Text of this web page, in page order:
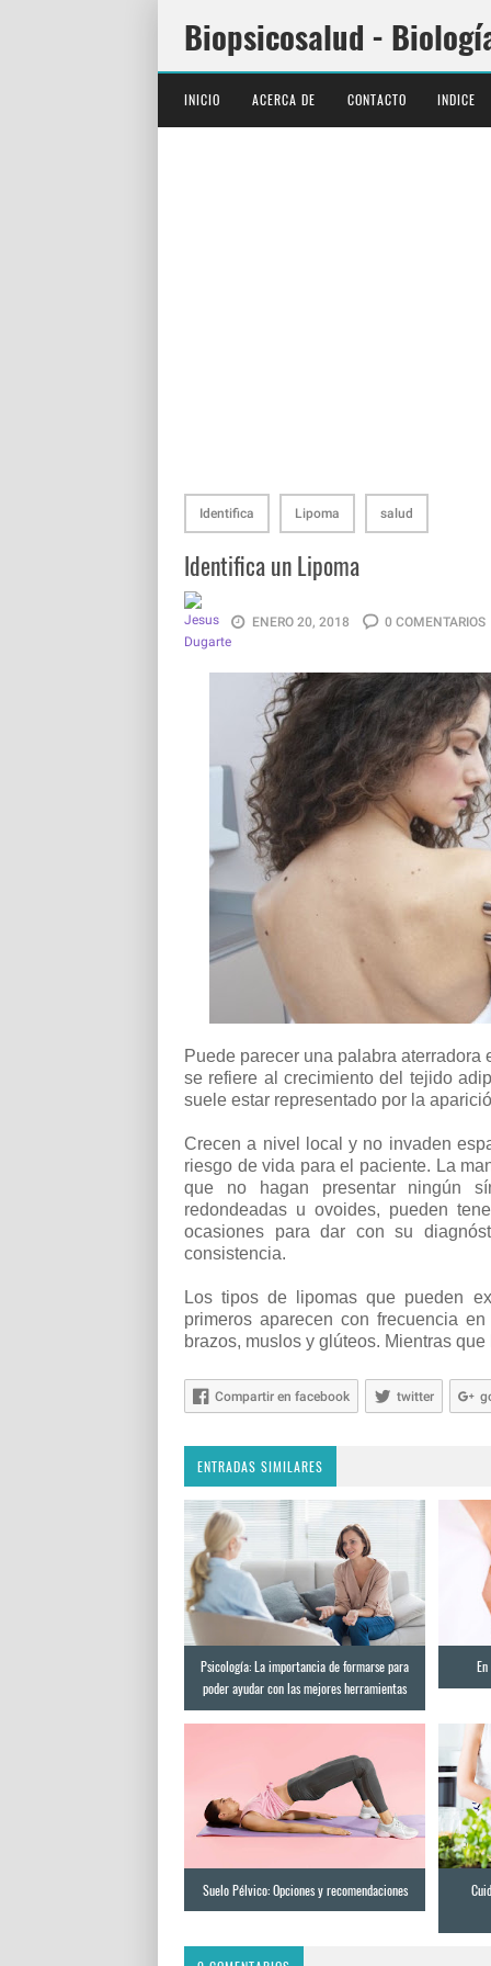
Biopsicosalud -
INICIO ACERCA DE CONTACTO INDICE
Identifica Lipoma salud
Identifica un Lipoma
ENERO 20, 2018 0 COMENTARIOS
Puede parecer una palabra
se refiere al crecimiento del tejido
suele estar representado por la
Crecen a nivel local y no invaden
riesgo de vida para el paciente. La
que no hagan presentar ningún
redondeadas u ovoides, pueden
ocasiones para dar con su
consistencia.
Los tipos de lipomas que pueden
primeros aparecen con frecuencia
brazos, muslos y glúteos. Mientras
Compartir en facebook twitter
ENTRADAS SIMILARES
Psicología: La importancia de formarse para
poder ayudar con las mejores herramientas
Suelo Pélvico: Opciones y recomendaciones